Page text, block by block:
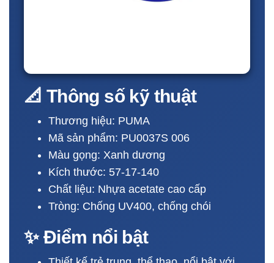
📐 Thông số kỹ thuật
Thương hiệu: PUMA
Mã sản phẩm: PU0037S 006
Màu gọng: Xanh dương
Kích thước: 57-17-140
Chất liệu: Nhựa acetate cao cấp
Tròng: Chống UV400, chống chói
✨ Điểm nổi bật